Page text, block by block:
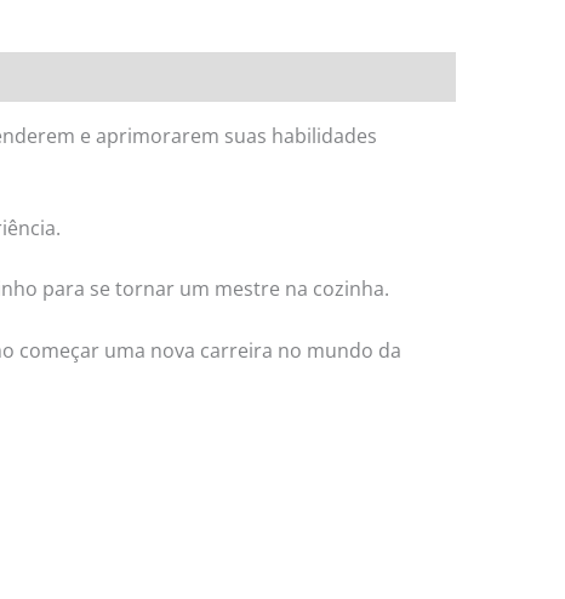
e aprimorarem suas habilidades
para se tornar um mestre na cozinha.
começar uma nova carreira no mundo da